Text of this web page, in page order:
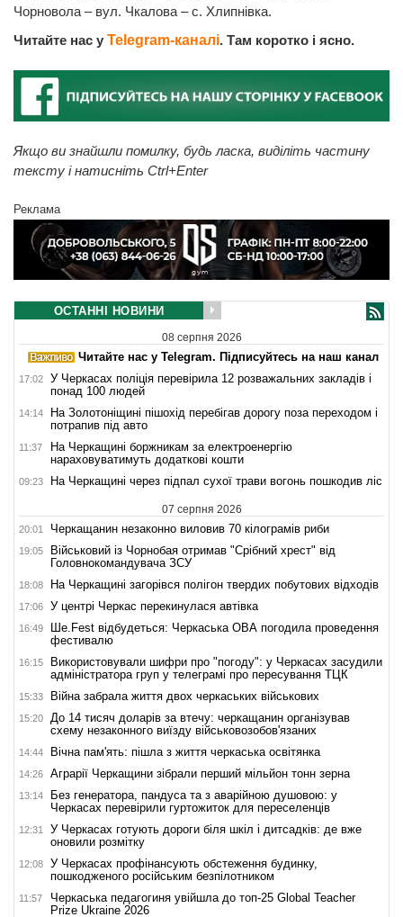
Чорновола – вул. Чкалова – с. Хлипнівка.
Читайте нас у Telegram-каналі. Там коротко і ясно.
Якщо ви знайшли помилку, будь ласка, виділіть частину
тексту і натисніть Ctrl+Enter
Реклама
ОСТАННІ НОВИНИ
08 серпня 2026
Читайте нас у Telegram. Підписуйтесь на наш канал
17:02
У Черкасах поліція перевірила 12 розважальних закладів і
понад 100 людей
14:14
На Золотоніщині пішохід перебігав дорогу поза переходом і
потрапив під авто
11:37
На Черкащині боржникам за електроенергію
нараховуватимуть додаткові кошти
09:23 На Черкащині через підпал сухої трави вогонь пошкодив ліс
07 серпня 2026
20:01 Черкащанин незаконно виловив 70 кілограмів риби
19:05
Військовий із Чорнобая отримав "Срібний хрест" від
Головнокомандувача ЗСУ
18:08 На Черкащині загорівся полігон твердих побутових відходів
17:06 У центрі Черкас перекинулася автівка
16:49
Ше.Fest відбудеться: Черкаська ОВА погодила проведення
фестивалю
16:15
Використовували шифри про "погоду": у Черкасах засудили
адміністратора груп у телеграмі про пересування ТЦК
15:33 Війна забрала життя двох черкаських військових
15:20
До 14 тисяч доларів за втечу: черкащанин організував
схему незаконного виїзду військовозобов'язаних
14:44 Вічна пам'ять: пішла з життя черкаська освітянка
14:26 Аграрії Черкащини зібрали перший мільйон тонн зерна
13:14
Без генератора, пандуса та з аварійною душовою: у
Черкасах перевірили гуртожиток для переселенців
12:31
У Черкасах готують дороги біля шкіл і дитсадків: де вже
оновили розмітку
12:08
У Черкасах профінансують обстеження будинку,
пошкодженого російським безпілотником
11:57
Черкаська педагогиня увійшла до топ-25 Global Teacher
Prize Ukraine 2026